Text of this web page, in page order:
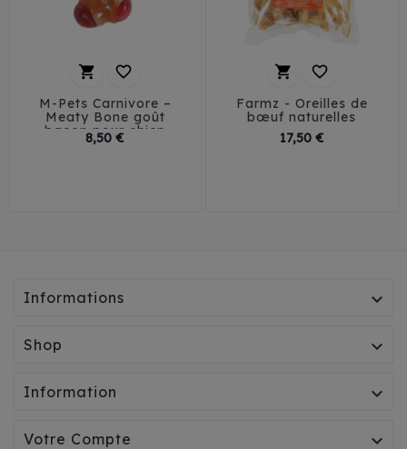
 
M-Pets Carnivore –
Meaty Bone goût
bacon pour chien
8,50 €
 
Farmz - Oreilles de
bœuf naturelles
17,50 €Prix
Informations 
Shop 
Information 
Votre Compte 